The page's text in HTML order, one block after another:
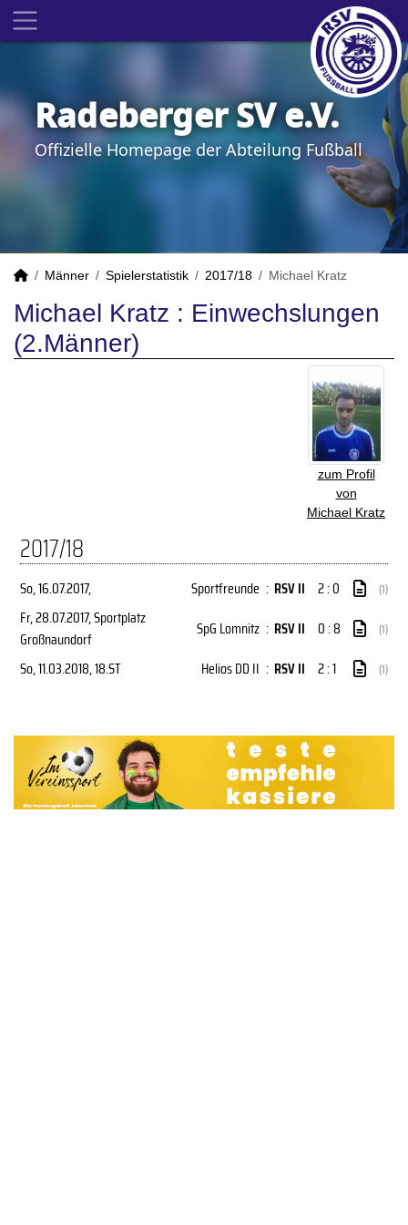
Radeberger SV e.V.
Offizielle Homepage der Abteilung Fußball
Männer Spielerstatistik 2017/18 Michael Kratz
Michael Kratz : Einwechslungen
(2.Männer)
zum Profil
von
Michael Kratz
2017/18
So, 16.07.2017, Sportfreunde : RSV II 2 : 0 (1)
Fr, 28.07.2017, Sportplatz
Großnaundorf
SpG Lomnitz : RSV II 0 : 8 (1)
So, 11.03.2018, 18.ST Helios DD II : RSV II 2 : 1 (1)